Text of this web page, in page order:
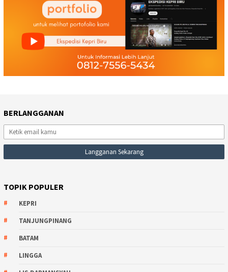
BERLANGGANAN
TOPIK POPULER
KEPRI
TANJUNGPINANG
BATAM
LINGGA